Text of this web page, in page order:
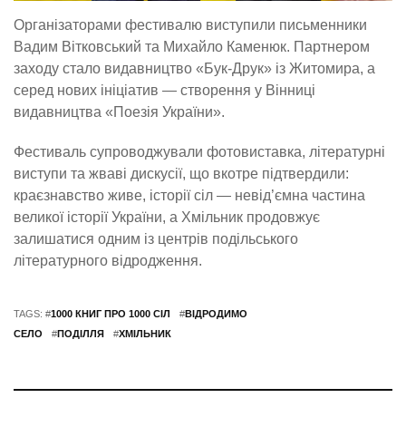
Організаторами фестивалю виступили письменники
Вадим Вітковський та Михайло Каменюк. Партнером
заходу стало видавництво «Бук-Друк» із Житомира, а
серед нових ініціатив — створення у Вінниці
видавництва «Поезія України».
Фестиваль супроводжували фотовиставка, літературні
виступи та жваві дискусії, що вкотре підтвердили:
краєзнавство живе, історії сіл — невід’ємна частина
великої історії України, а Хмільник продовжує
залишатися одним із центрів подільського
літературного відродження.
TAGS: #1000 КНИГ ПРО 1000 СІЛ #ВІДРОДИМО
СЕЛО
#ПОДІЛЛЯ #ХМІЛЬНИК